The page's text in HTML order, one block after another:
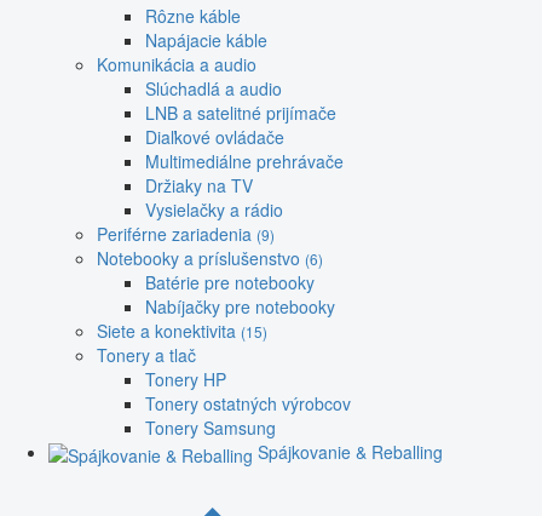
Rôzne káble
Napájacie káble
Komunikácia a audio
Slúchadlá a audio
LNB a satelitné prijímače
Diaľkové ovládače
Multimediálne prehrávače
Držiaky na TV
Vysielačky a rádio
Periférne zariadenia (9)
Notebooky a príslušenstvo (6)
Batérie pre notebooky
Nabíjačky pre notebooky
Siete a konektivita (15)
Tonery a tlač
Tonery HP
Tonery ostatných výrobcov
Tonery Samsung
Spájkovanie & Reballing